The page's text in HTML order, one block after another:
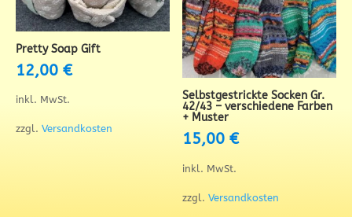
Pretty Soap Gift
12,00 €
inkl. MwSt.
zzgl. Versandkosten
Selbstgestrickte Socken Gr.
42/43 – verschiedene Farben
+ Muster
15,00€
inkl. MwSt.
zzgl.Versandkosten